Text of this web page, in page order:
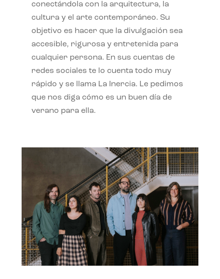
conectándola con la arquitectura, la
cultura y el arte contemporáneo. Su
objetivo es hacer que la divulgación sea
accesible, rigurosa y entretenida para
cualquier persona. En sus cuentas de
redes sociales te lo cuenta todo muy
rápido y se llama La Inercia. Le pedimos
que nos diga cómo es un buen día de
verano para ella.